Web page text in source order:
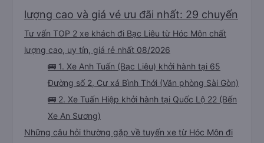
lượng cao và giá vé ưu đãi nhất: 29 chuyến
Tư vấn TOP 2 xe khách đi Bạc Liêu từ Hóc Môn chất
lượng cao, uy tín, giá rẻ nhất 08/2026
🚌 1. Xe Anh Tuấn (Bạc Liêu) khởi hành tại 65
Đường số 2, Cư xá Bình Thới (Văn phòng Sài Gòn)
🚌 2. Xe Tuấn Hiệp khởi hành tại Quốc Lộ 22 (Bến
Xe An Sương)
Những câu hỏi thường gặp về tuyến xe từ Hóc Môn đi